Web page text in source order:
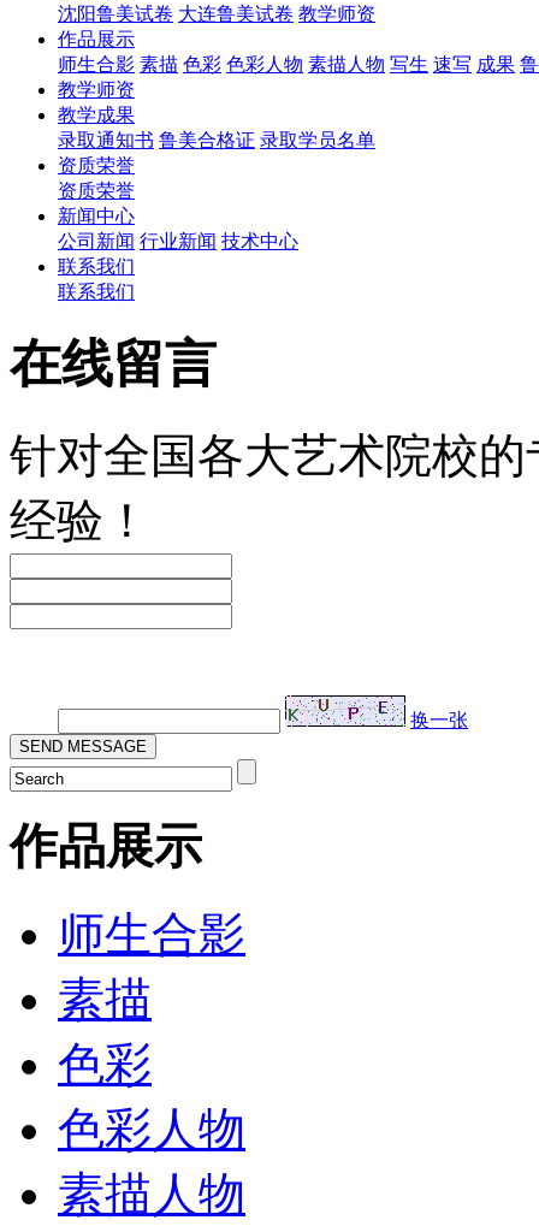
沈阳鲁美试卷 大连鲁美试卷 教学师资
作品展示
师生合影 素描 色彩 色彩人物 素描人物 写生 速写 成果
教学师资
教学成果
录取通知书 鲁美合格证 录取学员名单
资质荣誉
资质荣誉
新闻中心
公司新闻 行业新闻 技术中心
联系我们
联系我们
在线留言
针对全国各大艺术院校
经验！
换一张
作品展示
师生合影
素描
色彩
色彩人物
素描人物